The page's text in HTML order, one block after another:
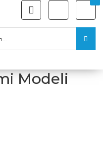
Modeli